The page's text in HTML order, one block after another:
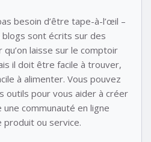
besoin d’être tape-à-l’œil –
sont écrits sur des
laisse sur le comptoir
il doit être facile à trouver,
à alimenter. Vous pouvez
outils pour vous aider à créer
une communauté en ligne
ou service.